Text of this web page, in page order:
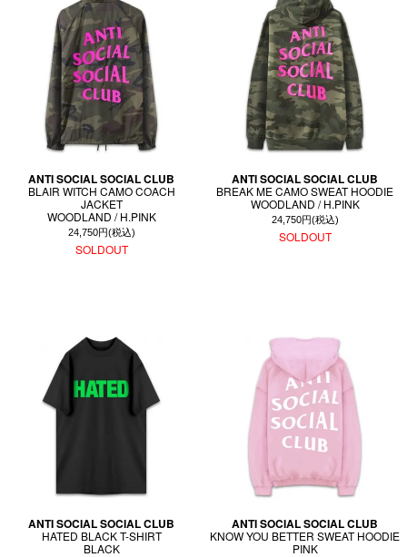
ANTI SOCIAL SOCIAL CLUB
BLAIR WITCH CAMO COACH
JACKET
WOODLAND / H.PINK
24,750円(税込)
SOLDOUT
ANTI SOCIAL SOCIAL CLUB
BREAK ME CAMO SWEAT HOODIE
WOODLAND / H.PINK
24,750円(税込)
SOLDOUT
ANTI SOCIAL SOCIAL CLUB
HATED BLACK T-SHIRT
BLACK
ANTI SOCIAL SOCIAL CLUB
KNOW YOU BETTER SWEAT HOODIE
PINK